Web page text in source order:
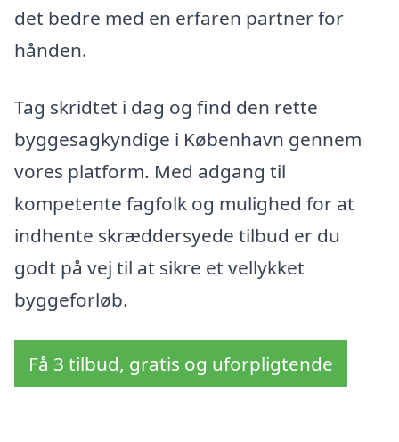
det bedre med en erfaren partner for
hånden.
Tag skridtet i dag og find den rette
byggesagkyndige i København gennem
vores platform. Med adgang til
kompetente fagfolk og mulighed for at
indhente skræddersyede tilbud er du
godt på vej til at sikre et vellykket
byggeforløb.
Få 3 tilbud, gratis og uforpligtende